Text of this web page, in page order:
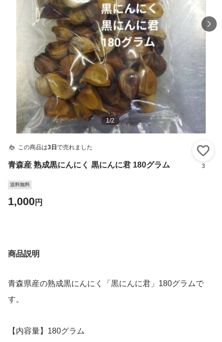
1/2
この商品は3日 で売れました
青森産 熟成黒にんにく 黒にんに君 180グラム 3
送料無料
1,000円
商品説明
青森県産の熟成黒にんにく「黒にんに君」180グラムで
す。
【内容量】180グラム